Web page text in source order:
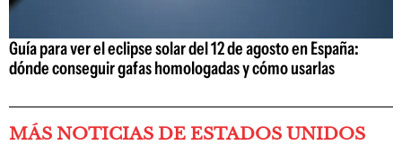
Guía para ver el eclipse solar del 12 de agosto en España:
dónde conseguir gafas homologadas y cómo usarlas
MÁS NOTICIAS DE ESTADOS UNIDOS